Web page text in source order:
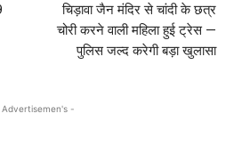
चिड़ावा जैन मंदिर से चांदी के छत्र
चोरी करने वाली महिला हुई ट्रेस —
पुलिस जल्द करेगी बड़ा खुलासा
-